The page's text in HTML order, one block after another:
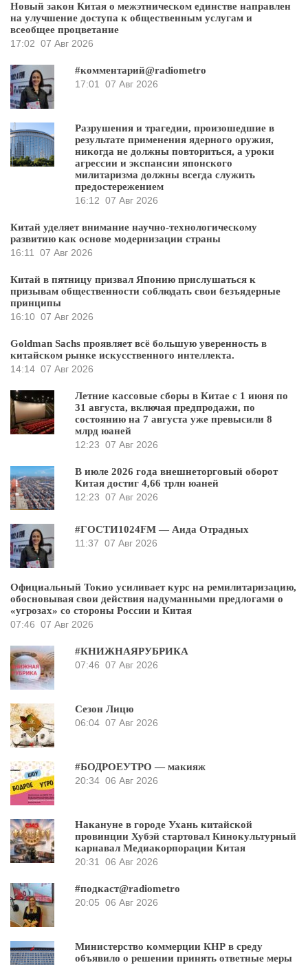
Новый закон Китая о межэтническом единстве направлен
на улучшение доступа к общественным услугам и
всеобщее процветание
17:02 07 Авг 2026
#комментарий@radiometro
17:01 07 Авг 2026
Разрушения и трагедии, произошедшие в
результате применения ядерного оружия,
никогда не должны повториться, а уроки
агрессии и экспансии японского
милитаризма должны всегда служить
предостережением
16:12 07 Авг 2026
Китай уделяет внимание научно-технологическому
развитию как основе модернизации страны
16:11 07 Авг 2026
Китай в пятницу призвал Японию прислушаться к
призывам общественности соблюдать свои безъядерные
принципы
16:10 07 Авг 2026
Goldman Sachs проявляет всё большую уверенность в
китайском рынке искусственного интеллекта.
14:14 07 Авг 2026
Летние кассовые сборы в Китае с 1 июня по
31 августа, включая предпродажи, по
состоянию на 7 августа уже превысили 8
млрд юаней
12:23 07 Авг 2026
В июле 2026 года внешнеторговый оборот
Китая достиг 4,66 трлн юаней
12:23 07 Авг 2026
#ГОСТИ1024FM — Аида Отрадных
11:37 07 Авг 2026
Официальный Токио усиливает курс на ремилитаризацию,
обосновывая свои действия надуманными предлогами о
«угрозах» со стороны России и Китая
07:46 07 Авг 2026
#КНИЖНАЯРУБРИКА
07:46 07 Авг 2026
Сезон Лицю
06:04 07 Авг 2026
#БОДРОЕУТРО — макияж
20:34 06 Авг 2026
Накануне в городе Ухань китайской
провинции Хубэй стартовал Кинокультурный
карнавал Медиакорпорации Китая
20:31 06 Авг 2026
#подкаст@radiometro
20:05 06 Авг 2026
Министерство коммерции КНР в среду
объявило о решении принять ответные меры